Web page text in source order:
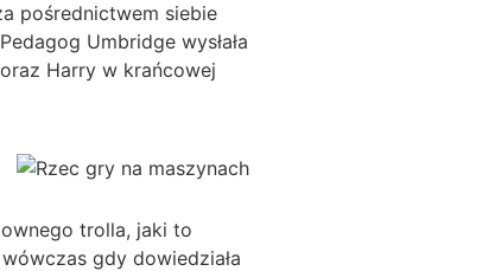
pośrednictwem siebie
Umbridge wysłała
Harry w krańcowej
trolla, jaki to
gdy dowiedziała